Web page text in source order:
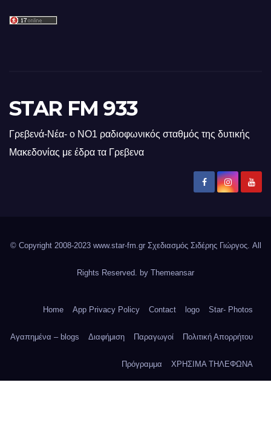
STAR FM 933
Γρεβενά-Νέα- ο ΝΟ1 ραδιοφωνικός σταθμός της δυτικής
Μακεδονίας με έδρα τα Γρεβενα
© Copyright 2008-2023 www.star-fm.gr Σχεδιασμός Σιδέρης Γιώργος. All
Rights Reserved. by Themeansar
Home App Privacy Policy Contact logo Star- Photos
Αγαπημένα – blogs Διαφήμιση Παραγωγοί Πολιτική Απορρήτου
Πρόγραμμα ΧΡΗΣΙΜΑ ΤΗΛΕΦΩΝΑ